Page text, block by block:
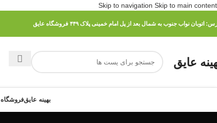
Skip to navigation Skip to main content
اتوبان نواب جنوب به شمال بعد از پل امام خمینی پلاک ۴۴۹ فروشگاه عایق
عایق
بهینه عایق